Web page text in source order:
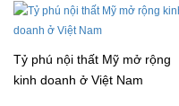
Tỷ phú nội thất Mỹ mở rộng
kinh doanh ở Việt Nam